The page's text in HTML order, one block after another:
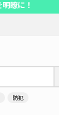
防犯